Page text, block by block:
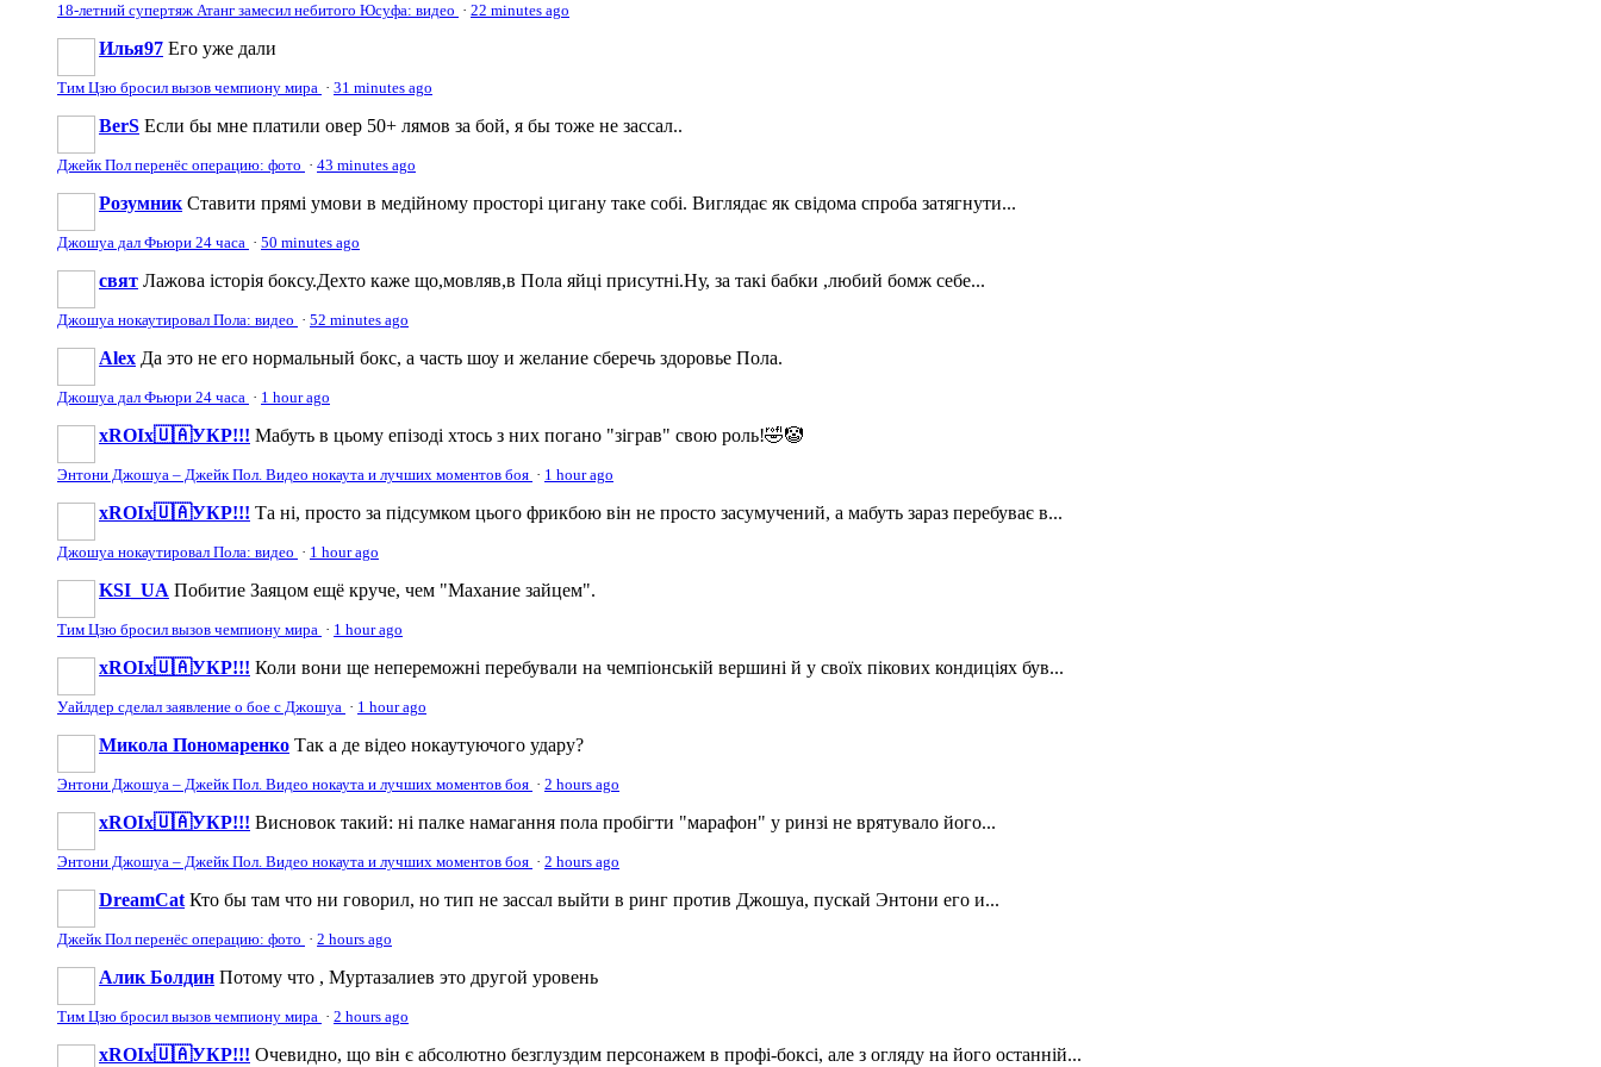
18-летний супертяж Атанг замесил небитого Юсуфа: видео · 22 minutes ago
Илья97 Его уже дали
Тим Цзю бросил вызов чемпиону мира · 31 minutes ago
BerS Если бы мне платили овер 50+ лямов за бой, я бы тоже не зассал..
Джейк Пол перенёс операцию: фото · 43 minutes ago
Розумник Ставити прямі умови в медійному просторі цигану таке собі. Виглядає як свідома спроба затягнути...
Джошуа дал Фьюри 24 часа · 50 minutes ago
свят Лажова історія боксу.Дехто каже що,мовляв,в Пола яйці присутні.Ну, за такі бабки ,любий бомж себе...
Джошуа нокаутировал Пола: видео · 52 minutes ago
Аlеx Да это не его нормальный бокс, а часть шоу и желание сберечь здоровье Пола.
Джошуа дал Фьюри 24 часа · 1 hour ago
xROIx🇺🇦УКР!!! Мабуть в цьому епізоді хтось з них погано "зіграв" свою роль!🤣🤡
Энтони Джошуа – Джейк Пол. Видео нокаута и лучших моментов боя · 1 hour ago
xROIx🇺🇦УКР!!! Та ні, просто за підсумком цього фрикбою він не просто засумучений, а мабуть зараз перебуває в...
Джошуа нокаутировал Пола: видео · 1 hour ago
KSI_UA Побитие Заяцом ещё круче, чем "Махание зайцем".
Тим Цзю бросил вызов чемпиону мира · 1 hour ago
xROIx🇺🇦УКР!!! Коли вони ще непереможні перебували на чемпіонській вершині й у своїх пікових кондиціях був...
Уайлдер сделал заявление о бое с Джошуа · 1 hour ago
Микола Пономаренко Так а де відео нокаутуючого удару?
Энтони Джошуа – Джейк Пол. Видео нокаута и лучших моментов боя · 2 hours ago
xROIx🇺🇦УКР!!! Висновок такий: ні палке намагання пола пробігти "марафон" у ринзі не врятувало його...
Энтони Джошуа – Джейк Пол. Видео нокаута и лучших моментов боя · 2 hours ago
DreamCat Кто бы там что ни говорил, но тип не зассал выйти в ринг против Джошуа, пускай Энтони его и...
Джейк Пол перенёс операцию: фото · 2 hours ago
Алик Болдин Потому что , Муртазалиев это другой уровень
Тим Цзю бросил вызов чемпиону мира · 2 hours ago
xROIx🇺🇦УКР!!! Очевидно, що він є абсолютно безглуздим персонажем в профі-боксі, але з огляду на його останній...